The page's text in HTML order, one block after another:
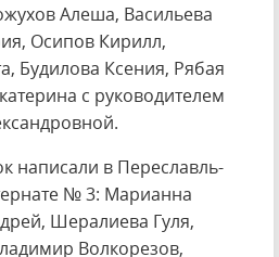
Алеша, Васильева
Осипов Кирилл,
Будилова Ксения, Рябая
с руководителем
написали в Переславль-
№ 3: Марианна
Шералиева Гуля,
Волкорезов,